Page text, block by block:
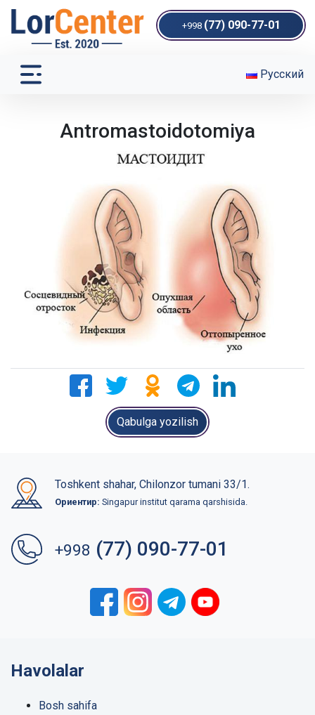
+998 (77) 090-77-01
Русский
Antromastoidotomiya
Qabulga yozilish
Toshkent shahar, Chilonzor tumani 33/1.
Ориентир: Singapur institut qarama qarshisida.
+998 (77) 090-77-01
Havolalar
Bosh sahifa